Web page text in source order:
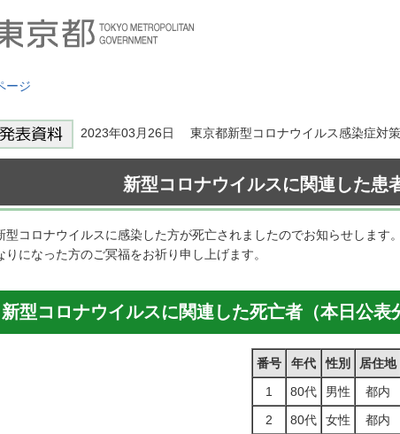
METROPOLITAN
ージ
2023年03月26日 東京都新型コロナウイルス感染症対
新型コロナウイルスに関連した患
型コロナウイルスに感染した方が死亡されましたのでお知らせします。
りになった方のご冥福をお祈り申し上げます。
型コロナウイルスに関連した死亡者（本日公表
番号 年代 性別 居住地
1
80代 男性 都内
2
80代 女性 都内